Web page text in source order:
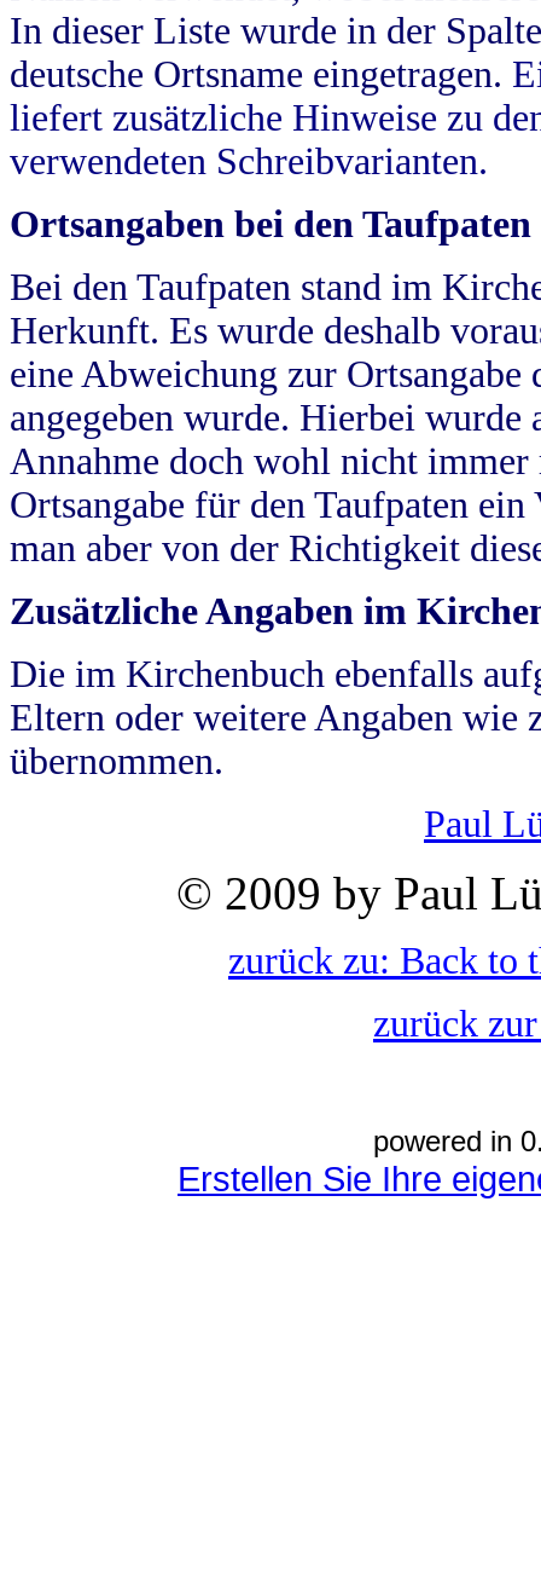
In dieser Liste wurde in der
deutsche Ortsname eingetragen.
liefert zusätzliche Hinweise zu
verwendeten Schreibvarianten.
Ortsangaben bei den Taufpaten
Bei den Taufpaten stand im
Herkunft. Es wurde deshalb
eine Abweichung zur
angegeben wurde. Hierbei wurde
Annahme doch wohl nicht
Ortsangabe für den Taufpaten
man aber von der Richtigkeit
Zusätzliche Angaben im
Die im Kirchenbuch ebenfalls
Eltern oder weitere Angaben wie
übernommen.
Paul
© 2009 by Paul
zurück zu: Back to
zurück
powered in
Erstellen Sie Ihre